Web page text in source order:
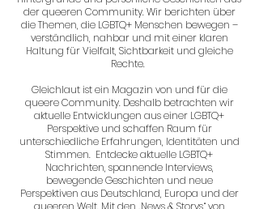
der queeren Community. Wir berichten über
die Themen, die LGBTQ+ Menschen bewegen –
verständlich, nahbar und mit einer klaren
Haltung für Vielfalt, Sichtbarkeit und gleiche
Rechte.
Gleichlaut ist ein Magazin von und für die
queere Community. Deshalb betrachten wir
aktuelle Entwicklungen aus einer LGBTQ+
Perspektive und schaffen Raum für
unterschiedliche Erfahrungen, Identitäten und
Stimmen. Entdecke aktuelle LGBTQ+
Nachrichten, spannende Interviews,
bewegende Geschichten und neue
Perspektiven aus Deutschland, Europa und der
queeren Welt. Mit den „News & Storys“ von